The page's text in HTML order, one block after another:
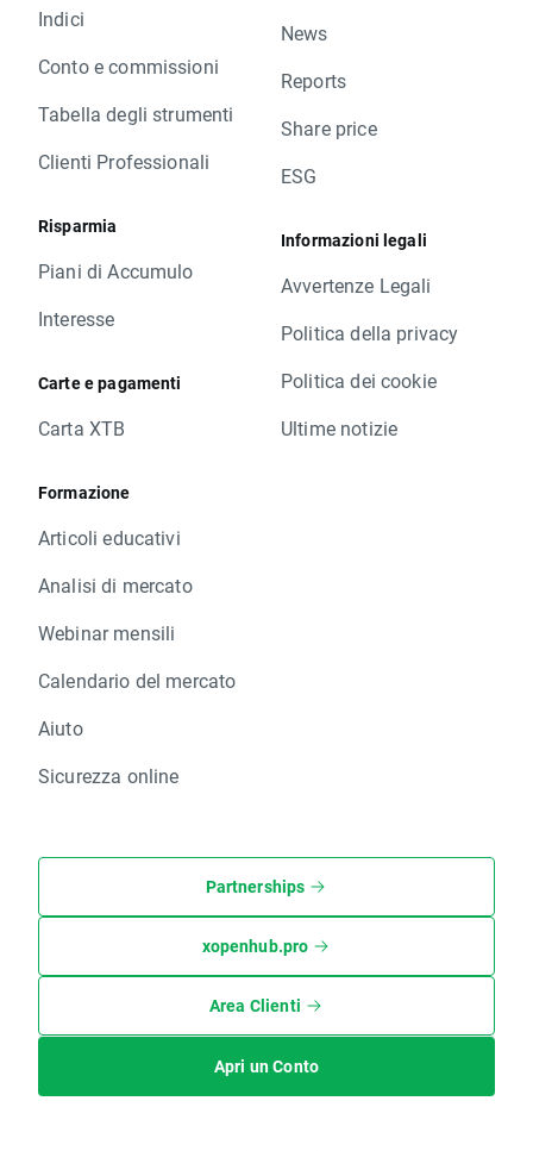
Indici
Conto e commissioni
Tabella degli strumenti
Clienti Professionali
Risparmia
Piani di Accumulo
Interesse
Carte e pagamenti
Carta XTB
Formazione
Articoli educativi
Analisi di mercato
Webinar mensili
Calendario del mercato
Aiuto
Sicurezza online
News
Reports
Share price
ESG
Informazioni legali
Avvertenze Legali
Politica della privacy
Politica dei cookie
Ultime notizie
Partnerships
xopenhub.pro
Area Clienti
Apri un Conto